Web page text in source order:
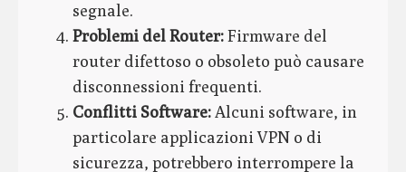
segnale.
Problemi del Router:Firmware del
router difettoso o obsoleto può causare
disconnessioni frequenti.
Conflitti Software:Alcuni software, in
particolare applicazioni VPN o di
sicurezza, potrebbero interrompere la